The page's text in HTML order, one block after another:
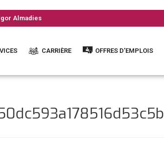
Almadies
CARRIÈRE OFFRES D’EMPLOIS